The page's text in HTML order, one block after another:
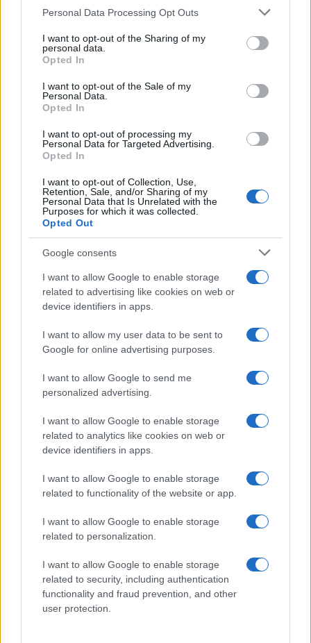
Personal Data Processing Opt Outs
I want to opt-out of the Sharing of my
personal data.
Opted In
I want to opt-out of the Sale of my
Personal Data.
Opted In
I want to opt-out of processing my
Personal Data for Targeted Advertising.
Opted In
I want to opt-out of Collection, Use,
Retention, Sale, and/or Sharing of my
Personal Data that Is Unrelated with the
Purposes for which it was collected.
Opted Out
Google consents
I want to allow Google to enable storage
related to advertising like cookies on web or
device identifiers in apps.
I want to allow my user data to be sent to
Google for online advertising purposes.
I want to allow Google to send me
personalized advertising.
I want to allow Google to enable storage
related to analytics like cookies on web or
device identifiers in apps.
I want to allow Google to enable storage
related to functionality of the website or app.
I want to allow Google to enable storage
related to personalization.
I want to allow Google to enable storage
related to security, including authentication
functionality and fraud prevention, and other
user protection.
Elon Musk, è l’avamposto di una rivoluzione che
si è data l’obiettivo di ridurre il debito Usa,
attraverso l’incredibile volontà di risparmiare sulla
spesa pubblica. Il risparmio atteso,
giorno per un anno, è una ipotesi che varrebbe
circa 1460 miliardi di dollari, rappresentando solo
il 4,41% del debito Usa pari a circa 33100 miliardi
di dollari. In questa dimensione l’impossibile
appare realizzabile, improvvisamente ci troviamo
a parlare di ridurre il debito riducendo la spesa
pubblica, mentre per anni ci dicevano che la
spesa era incomprimibile e che la soluzione fosse
solo l’aumento del Pil che, però, stagnava mentre
il debito cresceva.
Naturalmente, ai soloni del debito, questa
evidenza sfuggiva completamente mentre
patto di stabilità o alla logica, inseguendo il loro
unico faro: il debito . Certo ridurre la spesa
posizione, ridurre i dipendenti pubblici, eliminare
le sovvenzioni a pioggia, rivedere le priorità di
investimento, considerare il debito un pericoloso
compagno di viaggio e non la soluzione gratuita di
ogni desiderio. In Italia abbiamo visto in azione il
perfetto Cottarelli, curriculum impeccabile alla
Banca Mondiale e in prestigiose università,
modestia e basso profilo unite ad uno spirito